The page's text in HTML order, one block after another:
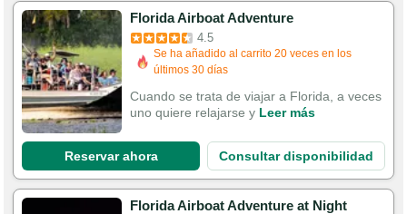
Florida Airboat Adventure
4.5
Se ha añadido al carrito 20 veces en los
últimos 30 días
Cuando se trata de viajar a Florida, a veces
uno quiere relajarse y Leer más
Reservar ahora Consultar disponibilidad
Florida Airboat Adventure at Night